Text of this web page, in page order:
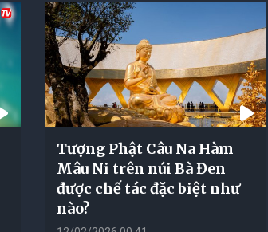
Tượng Phật Câu Na Hàm
Mâu Ni trên núi Bà Đen
được chế tác đặc biệt như
nào?